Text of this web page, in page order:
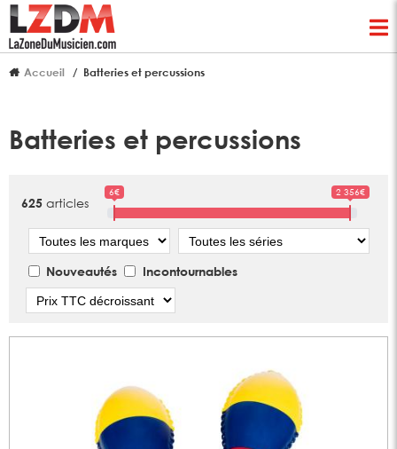
Accueil Batteries et percussions
Batteries et percussions
625 articles
6€ 2 356€
Marque Série
Nouveautés
Incontournables